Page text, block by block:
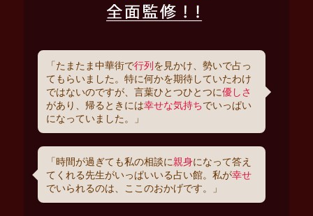
「たまたま中華街で行列 を見かけ、勢いで占っ
てもらいました。特に何かを期待していたわけ
ではないのですが、言葉ひとつひとつに優しさ
があり、帰るときには幸せな気持ちでいっぱい
になっていました。」
「時間が過ぎても私の相談に親身になって答え
てくれる先生がいっぱいいる占い館。私が幸せ
でいられるのは、ここのおかげです。」